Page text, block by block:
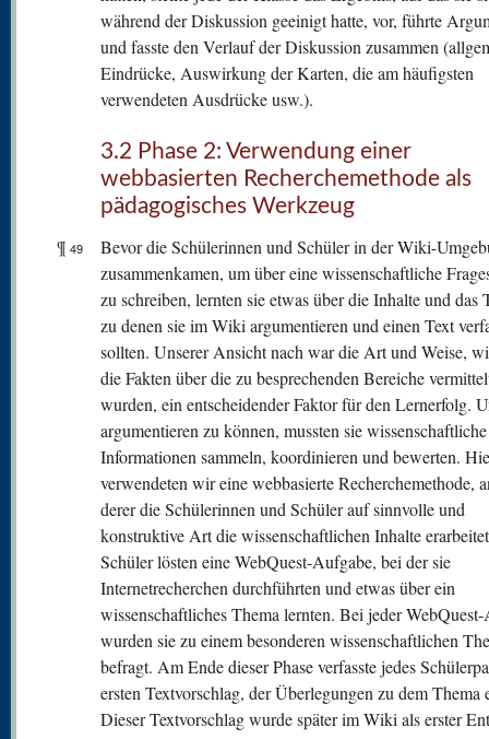
während der Diskussion geeinigt hatte, vor, führte
und fasste den Verlauf der Diskussion zusammen
Eindrücke, Auswirkung der Karten, die am häufigsten
verwendeten Ausdrücke usw.).
3.2 Phase 2: Verwendung einer
webbasierten Recherchemethode als
pädagogisches Werkzeug
¶ 49
Bevor die Schülerinnen und Schüler in der Wiki-
zusammenkamen, um über eine wissenschaftliche
zu schreiben, lernten sie etwas über die Inhalte und das
zu denen sie im Wiki argumentieren und einen Text
sollten. Unserer Ansicht nach war die Art und Weise,
die Fakten über die zu besprechenden Bereiche
wurden, ein entscheidender Faktor für den Lernerfolg.
argumentieren zu können, mussten sie wissenschaftliche
Informationen sammeln, koordinieren und bewerten.
verwendeten wir eine webbasierte Recherchemethode,
derer die Schülerinnen und Schüler auf sinnvolle und
konstruktive Art die wissenschaftlichen Inhalte
Schüler lösten eine WebQuest-Aufgabe, bei der sie
Internetrecherchen durchführten und etwas über ein
wissenschaftliches Thema lernten. Bei jeder
wurden sie zu einem besonderen wissenschaftlichen
befragt. Am Ende dieser Phase verfasste jedes
ersten Textvorschlag, der Überlegungen zu dem Thema
Dieser Textvorschlag wurde später im Wiki als erster